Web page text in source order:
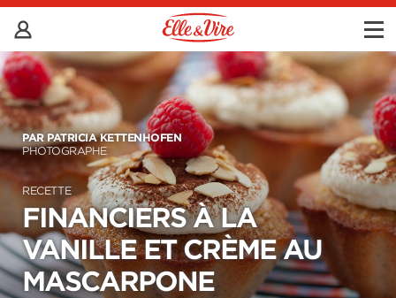
PAR PATRICIA KETTENHOFEN
PHOTOGRAPHE
RECETTE
FINANCIERS À LA
VANILLE ET CRÈME AU
MASCARPONE